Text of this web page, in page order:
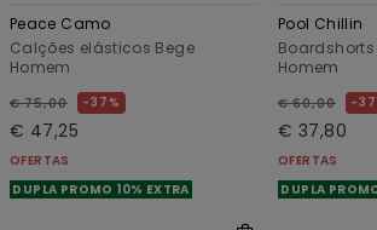
Peace Camo
Calções elásticos Bege
Homem
€ 75,00 37%
€ 47,25
OFERTAS
DUPLA PROMO 10% EXTRA
Pool Chillin
Homem
€ 60,00
€ 37,80
OFERTAS
DUPLA